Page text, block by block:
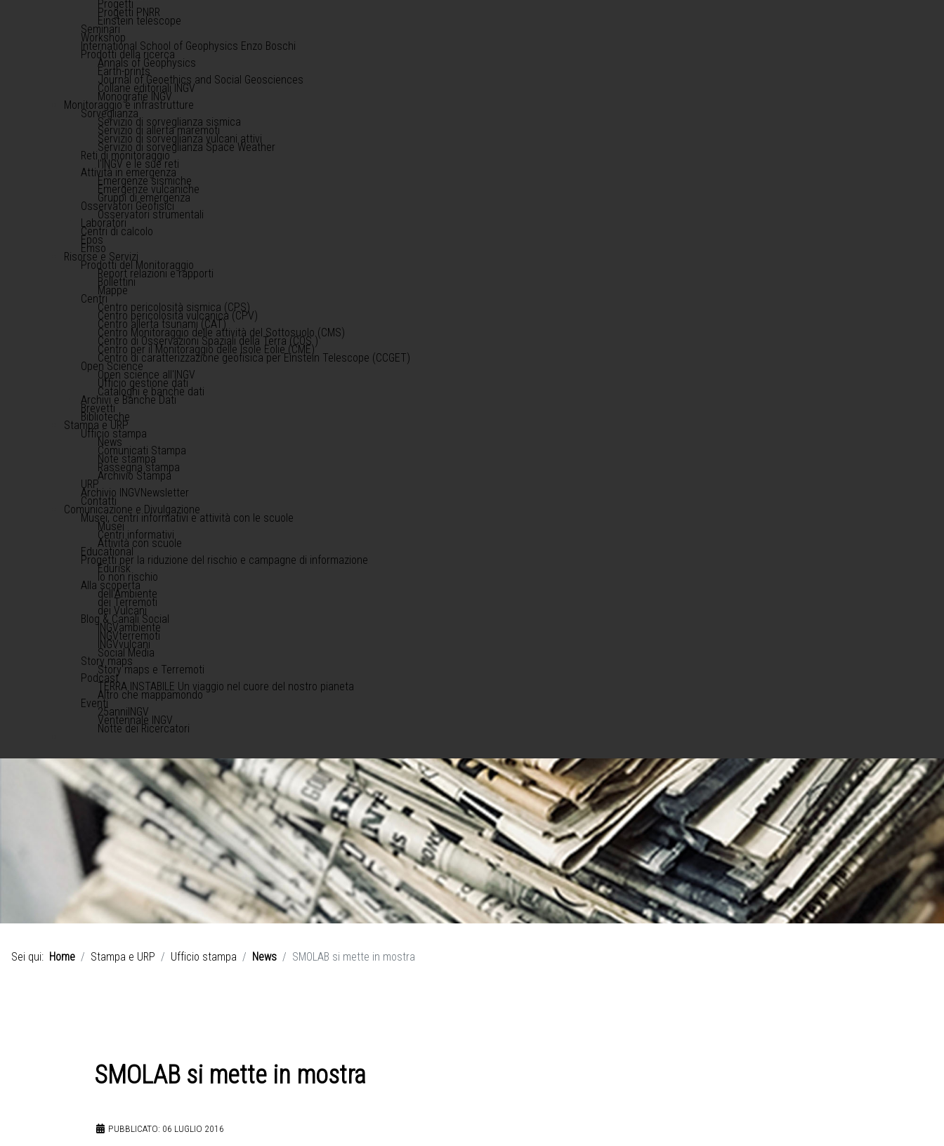
Progetti
Progetti PNRR
Einstein telescope
Seminari
Workshop
International School of Geophysics Enzo Boschi
Prodotti della ricerca
Annals of Geophysics
Earth-prints
Journal of Geoethics and Social Geosciences
Collane editoriali INGV
Monografie INGV
Monitoraggio e infrastrutture
Sorveglianza
Servizio di sorveglianza sismica
Servizio di allerta maremoti
Servizio di sorveglianza vulcani attivi
Servizio di sorveglianza Space Weather
Reti di monitoraggio
l'INGV e le sue reti
Attività in emergenza
Emergenze sismiche
Emergenze vulcaniche
Gruppi di emergenza
Osservatori Geofisici
Osservatori strumentali
Laboratori
Centri di calcolo
Epos
Emso
Risorse e Servizi
Prodotti del Monitoraggio
Report relazioni e rapporti
Bollettini
Mappe
Centri
Centro pericolosità sismica (CPS)
Centro pericolosità vulcanica (CPV)
Centro allerta tsunami (CAT)
Centro Monitoraggio delle attività del Sottosuolo (CMS)
Centro di Osservazioni Spaziali della Terra (COS )
Centro per il Monitoraggio delle Isole Eolie (CME)
Centro di caratterizzazione geofisica per Einstein Telescope (CCGET)
Open Science
Open science all'INGV
Ufficio gestione dati
Cataloghi e banche dati
Archivi e Banche Dati
Brevetti
Biblioteche
Stampa e URP
Ufficio stampa
News
Comunicati Stampa
Note stampa
Rassegna stampa
Archivio Stampa
URP
Archivio INGVNewsletter
Contatti
Comunicazione e Divulgazione
Musei, centri informativi e attività con le scuole
Musei
Centri informativi
Attività con scuole
Educational
Progetti per la riduzione del rischio e campagne di informazione
Edurisk
Io non rischio
Alla scoperta
dell'Ambiente
dei Terremoti
dei Vulcani
Blog & Canali Social
INGVambiente
INGVterremoti
INGVvulcani
Social Media
Story maps
Story maps e Terremoti
Podcast
TERRA INSTABILE Un viaggio nel cuore del nostro pianeta
Altro che mappamondo
Eventi
25anniINGV
Ventennale INGV
Notte dei Ricercatori
Sei qui: Home Stampa e URP Ufficio stampa News SMOLAB si mette in mostra
SMOLAB si mette in mostra
PUBBLICATO: 06 LUGLIO 2016